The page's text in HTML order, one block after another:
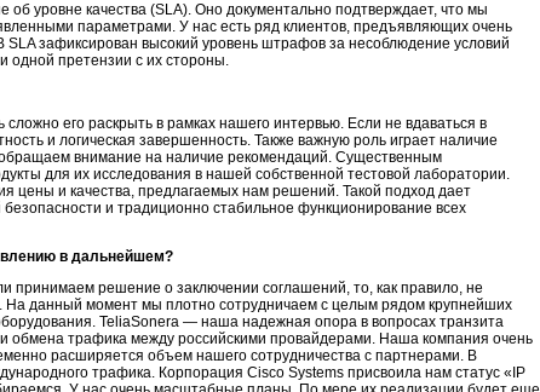
уровне качества (SLA). Оно документально подтверждает, что мы
параметрами. У нас есть ряд клиентов, предъявляющих очень
зафиксирован высокий уровень штрафов за несоблюдение условий
одной претензии с их стороны.
его раскрыть в рамках нашего интервью. Если не вдаваться в
и логическая завершенность. Также важную роль играет наличие
внимание на наличие рекомендаций. Существенным
для их исследования в нашей собственной тестовой лаборатории.
цены и качества, предлагаемых нам решений. Такой подход дает
и традиционно стабильное функционирование всех
в дальнейшем?
принимаем решение о заключении соглашений, то, как правило, не
данный момент мы плотно сотрудничаем с целым рядом крупнейших
TeliaSonera — наша надежная опора в вопросах транзита
трафика между российскими провайдерами. Наша компания очень
расширяется объем нашего сотрудничества с партнерами. В
трафика. Корпорация Cisco Systems присвоила нам статус «IP